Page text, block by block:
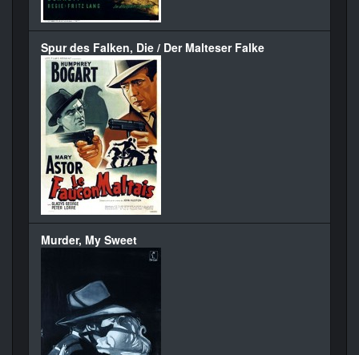
Spur des Falken, Die / Der Malteser Falke
Murder, My Sweet